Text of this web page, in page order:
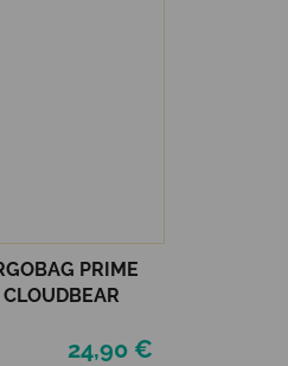
PRIME
24,90 €